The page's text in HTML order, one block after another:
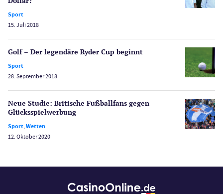
Spiele
Spielerschutz
Sport
Wetten
Wirtschaft
Merkur Casinos
Casino Testberichte
Slot Freispiele
Sport
15. Juli 2018
Golf – Der legendäre Ryder Cup beginnt
Sport
28. September 2018
Neue Studie: Britische Fußballfans gegen
Glücksspiel­werbung
Sport,Wetten
12. Oktober 2020